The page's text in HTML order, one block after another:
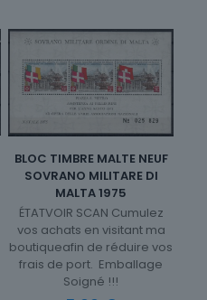
BLOC TIMBRE MALTE NEUF
SOVRANO MILITARE DI
MALTA 1975
ÉTATVOIR SCAN Cumulez
vos achats en visitant ma
boutiqueafin de réduire vos
frais de port. Emballage
Soigné !!!